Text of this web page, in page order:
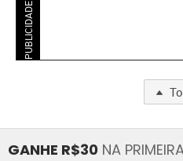
PUBLICIDADE
GANHE R$30 NA